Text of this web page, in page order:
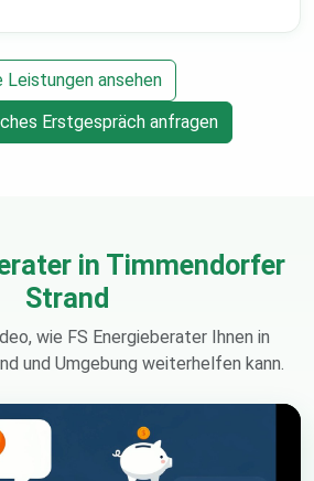
Leistungen ansehen
Erstgespräch anfragen
in Timmendorfer
Strand
wie FS Energieberater Ihnen in
und Umgebung weiterhelfen kann.